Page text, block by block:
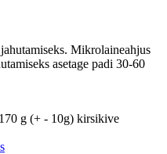
Mikrolaineahjus
asetage padi 30-60
g (+ - 10g) kirsikive